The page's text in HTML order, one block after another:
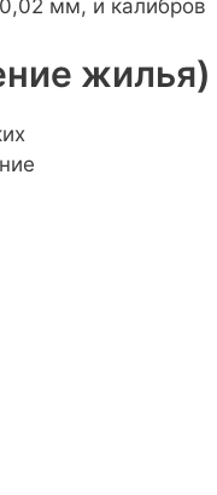
мм, и калибров
жилья)